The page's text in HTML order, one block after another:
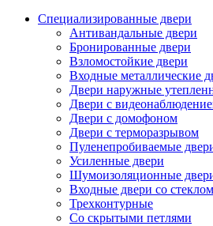
Специализированные двери
Антивандальные двери
Бронированные двери
Взломостойкие двери
Входные металлические
Двери наружные
Двери с
Двери с домофоном
Двери с терморазрывом
Пуленепробиваемые
Усиленные двери
Шумоизоляционные
Входные двери со стеклом
Трехконтурные
Со скрытыми петлями